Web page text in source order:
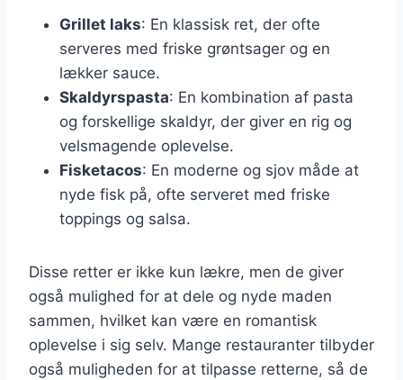
Grillet laks: En klassisk ret, der ofte
serveres med friske grøntsager og en
lækker sauce.
Skaldyrspasta: En kombination af pasta
og forskellige skaldyr, der giver en rig og
velsmagende oplevelse.
Fisketacos: En moderne og sjov måde at
nyde fisk på, ofte serveret med friske
toppings og salsa.
Disse retter er ikke kun lækre, men de giver
også mulighed for at dele og nyde maden
sammen, hvilket kan være en romantisk
oplevelse i sig selv. Mange restauranter tilbyder
også muligheden for at tilpasse retterne, så de